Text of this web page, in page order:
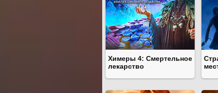
Химеры 4: Смертельное
лекарство